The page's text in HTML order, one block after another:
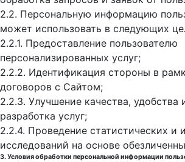
2.2. Персональную информацию
может использовать в следующих
2.2.1. Предоставление пользователю
персонализированных услуг;
2.2.2. Идентификация стороны в
договоров с Сайтом;
2.2.3. Улучшение качества, удобства
разработка услуг;
2.2.4. Проведение статистических и
исследований на основе
3. Условия обработки персональной информации